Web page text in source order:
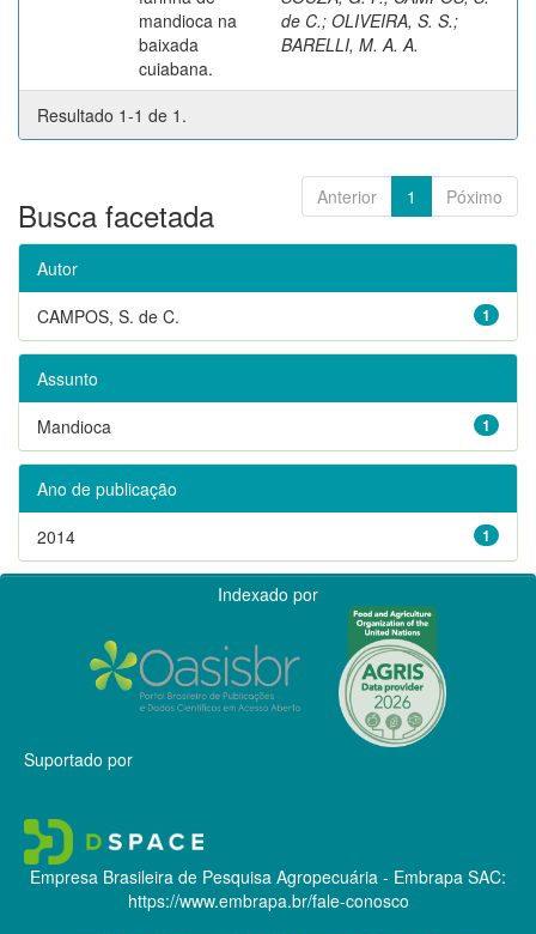
mandioca na
baixada
cuiabana.
de C.; OLIVEIRA, S. S.;
BARELLI, M. A. A.
Resultado 1-1 de 1.
Anterior 1 Póximo
Busca facetada
Autor
1
CAMPOS, S. de C.
Assunto
1
Mandioca
Ano de publicação
1
2014
Indexado por
Suportado por
Empresa Brasileira de Pesquisa Agropecuária - Embrapa SAC:
https://www.embrapa.br/fale-conosco